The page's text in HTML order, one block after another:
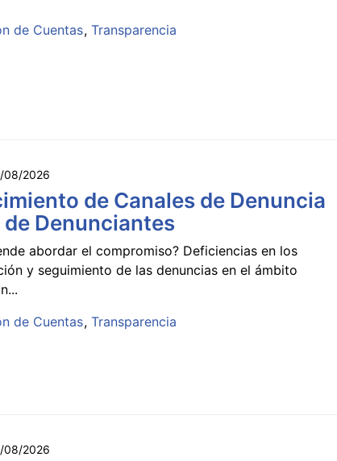
de Cuentas Transparencia
08/2026
de Canales de Denuncia
Denunciantes
abordar el compromiso? Deficiencias en los
y seguimiento de las denuncias en el ámbito
de Cuentas Transparencia
08/2026